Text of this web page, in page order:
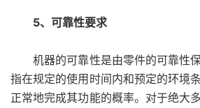
5、可靠性要求
机器的可靠性是由零件的可靠性
指在规定的使用时间内和预定的环境
正常地完成其功能的概率。对于绝大